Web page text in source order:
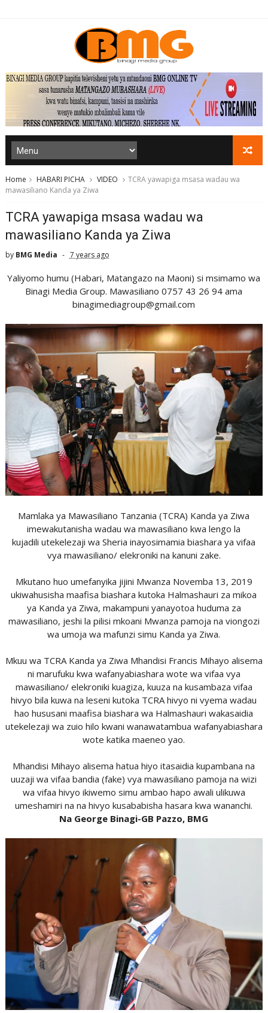
Home HABARI PICHA VIDEO
TCRA yawapiga msasa wadau wa
mawasiliano Kanda ya Ziwa
TCRA yawapiga msasa wadau wa
mawasiliano Kanda ya Ziwa
by BMG Media 7 years ago
Yaliyomo humu (Habari, Matangazo na Maoni) si msimamo wa
Binagi Media Group. Mawasiliano 0757 43 26 94 ama
binagimediagroup@gmail.com
Mamlaka ya Mawasiliano Tanzania (TCRA) Kanda ya Ziwa
imewakutanisha wadau wa mawasiliano kwa lengo la
kujadili utekelezaji wa Sheria inayosimamia biashara ya vifaa
vya mawasiliano/ elekroniki na kanuni zake.
Mkutano huo umefanyika jijini Mwanza Novemba 13, 2019
ukiwahusisha maafisa biashara kutoka Halmashauri za mikoa
ya Kanda ya Ziwa, makampuni yanayotoa huduma za
mawasiliano, jeshi la pilisi mkoani Mwanza pamoja na viongozi
wa umoja wa mafunzi simu Kanda ya Ziwa.
Mkuu wa TCRA Kanda ya Ziwa Mhandisi Francis Mihayo alisema
ni marufuku kwa wafanyabiashara wote wa vifaa vya
mawasiliano/ elekroniki kuagiza, kuuza na kusambaza vifaa
hivyo bila kuwa na leseni kutoka TCRA hivyo ni vyema wadau
hao hususani maafisa biashara wa Halmashauri wakasaidia
utekelezaji wa zuio hilo kwani wanawatambua wafanyabiashara
wote katika maeneo yao.
Mhandisi Mihayo alisema hatua hiyo itasaidia kupambana na
uuzaji wa vifaa bandia (fake) vya mawasiliano pamoja na wizi
wa vifaa hivyo ikiwemo simu ambao hapo awali ulikuwa
umeshamiri na na hivyo kusababisha hasara kwa wananchi.
Na George Binagi-GB Pazzo, BMG